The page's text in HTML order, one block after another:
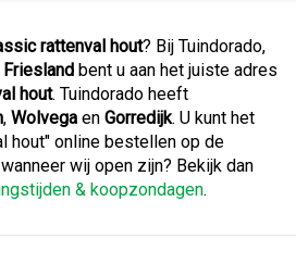
rattenval hout? Bij Tuindorado,
Friesland bent u aan het juiste adres
hout. Tuindorado heeft
, Wolvega en Gorredijk. U kunt het
hout" online bestellen op de
wij open zijn? Bekijk dan
& koopzondagen.